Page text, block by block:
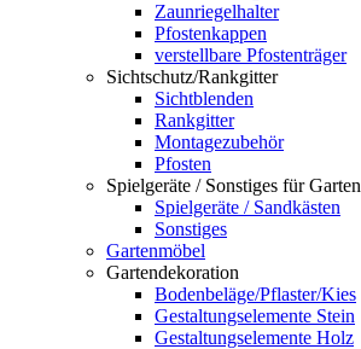
Zaunriegelhalter
Pfostenkappen
verstellbare Pfostenträger
Sichtschutz/Rankgitter
Sichtblenden
Rankgitter
Montagezubehör
Pfosten
Spielgeräte / Sonstiges für Garten
Spielgeräte / Sandkästen
Sonstiges
Gartenmöbel
Gartendekoration
Bodenbeläge/Pflaster/Kies
Gestaltungselemente Stein
Gestaltungselemente Holz